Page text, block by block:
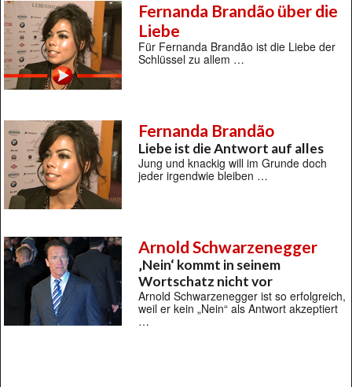
Fernanda Brandão über die
Liebe
Für Fernanda Brandão ist die Liebe der
Schlüssel zu allem …
Fernanda Brandão
Liebe ist die Antwort auf alles
Jung und knackig will im Grunde doch
jeder irgendwie bleiben …
Arnold Schwarzenegger
‚Nein‘ kommt in seinem
Wortschatz nicht vor
Arnold Schwarzenegger ist so erfolgreich,
weil er kein „Nein“ als Antwort akzeptiert
…